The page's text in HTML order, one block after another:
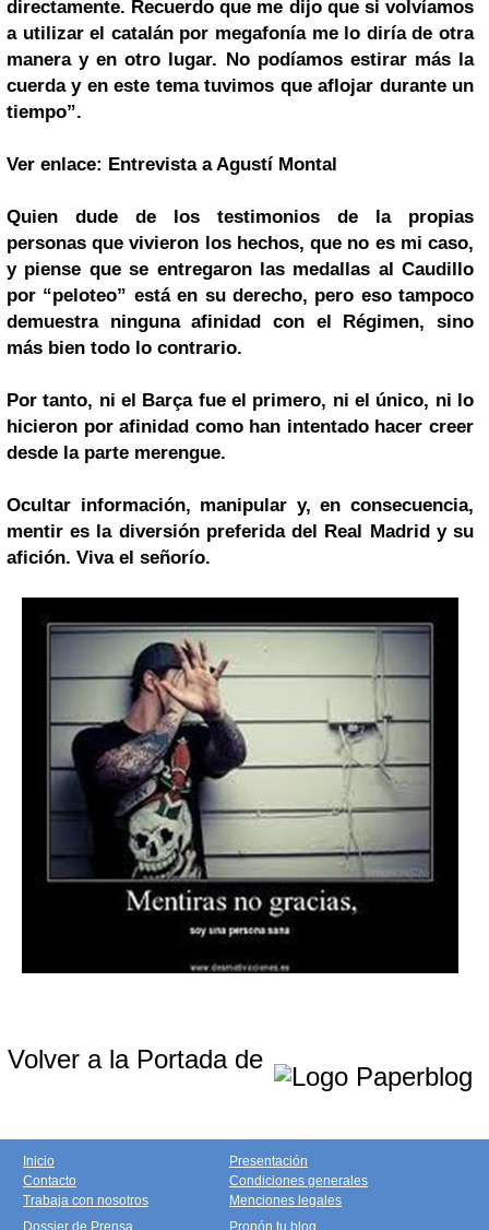
directamente. Recuerdo que me dijo que si volvíamos
a utilizar el catalán por megafonía me lo diría de otra
manera y en otro lugar. No podíamos estirar más la
cuerda y en este tema tuvimos que aflojar durante un
tiempo”.
Ver enlace: Entrevista a Agustí Montal
Quien dude de los testimonios de la propias
personas que vivieron los hechos, que no es mi caso,
y piense que se entregaron las medallas al Caudillo
por “peloteo” está en su derecho, pero eso tampoco
demuestra ninguna afinidad con el Régimen, sino
más bien todo lo contrario.
Por tanto, ni el Barça fue el primero, ni el único, ni lo
hicieron por afinidad como han intentado hacer creer
desde la parte merengue.
Ocultar información, manipular y, en consecuencia,
mentir es la diversión preferida del Real Madrid y su
afición. Viva el señorío.
Volver a la Portada de
Inicio
Contacto
Trabaja con nosotros
Presentación
Condiciones generales
Menciones legales
Dossier de Prensa
Propón tu blog